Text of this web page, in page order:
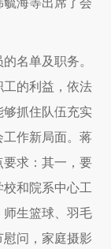
海等出席了会
名单及职务。
工的利益，依法
抓住队伍充实
工作新局面。蒋
要求：其一，要
和院系中心工
生篮球、羽毛
问，家庭摄影